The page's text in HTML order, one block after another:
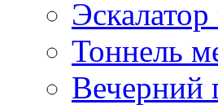
Тоннель
Вечерний